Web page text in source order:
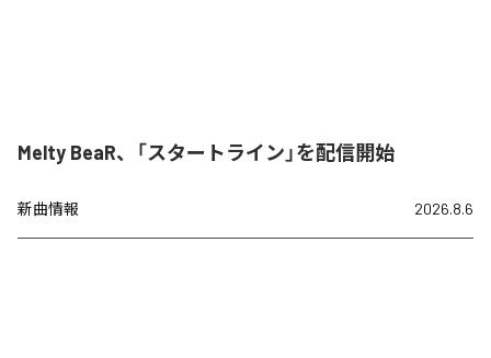
Melty BeaR、「スタートライン」を配信開始
新曲情報 2026.8.6